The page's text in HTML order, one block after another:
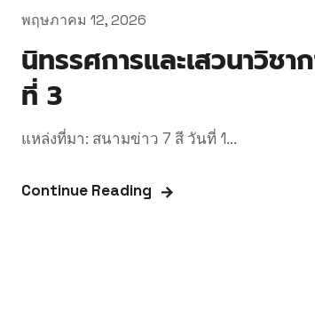
พฤษภาคม 12, 2026
นิทรรศการและเสวนาวิช
ที่ 3
แหล่งที่มา: สนามข่าว 7 สี วันที่ 1...
Continue Reading